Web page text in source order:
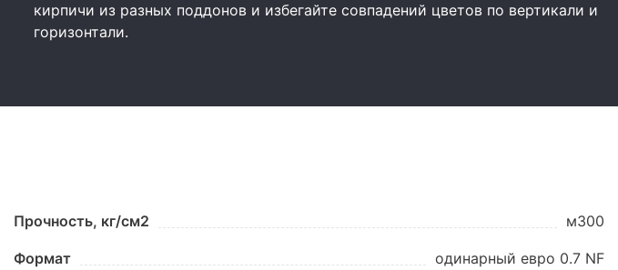
кирпичи из разных поддонов и избегайте совпадений цветов по вертикали и
горизонтали.
Прочность, кг/см2 м300
Формат одинарный eвро 0.7 NF